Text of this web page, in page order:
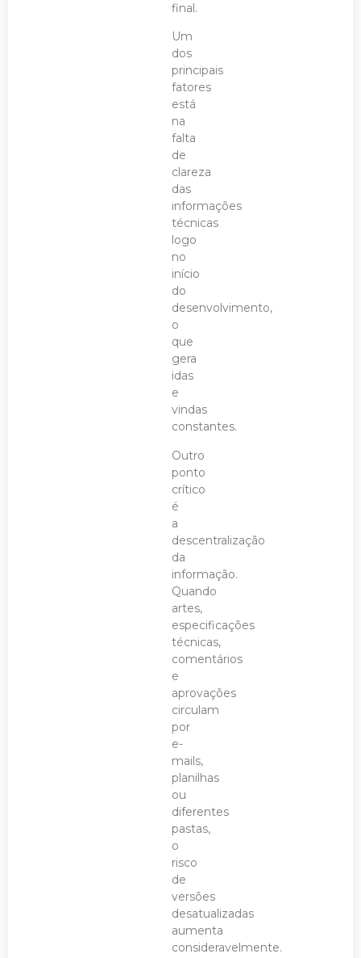
final.
Um
dos
principais
fatores
está
na
falta
de
clareza
das
informações
técnicas
logo
no
início
do
desenvolvimento,
o
que
gera
idas
e
vindas
constantes.
Outro
ponto
crítico
é
a
descentralização
da
informação.
Quando
artes,
especificações
técnicas,
comentários
e
aprovações
circulam
por
e-
mails,
planilhas
ou
diferentes
pastas,
o
risco
de
versões
desatualizadas
aumenta
consideravelmente.